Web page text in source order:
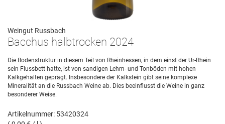
Weingut Russbach
Bacchus halbtrocken 2024
Die Bodenstruktur in diesem Teil von Rheinhessen, in dem einst der Ur-Rhein
sein Flussbett hatte, ist von sandigen Lehm- und Tonböden mit hohen
Kalkgehalten geprägt. Insbesondere der Kalkstein gibt seine komplexe
Mineralität an die Russbach Weine ab. Dies beeinflusst die Weine in ganz
besonderer Weise.
Artikelnummer: 53420324